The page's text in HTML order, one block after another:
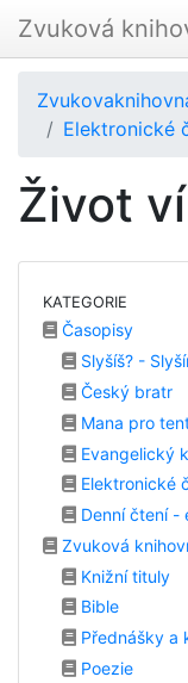
Zvuková
Elektronické
Život
KATEGORIE
Časopisy
Slyšíš? -
Český bratr
Mana pro
Evangelický
Elektronické
Denní čtení -
Zvuková
Knižní tituly
Bible
Přednášky a
Poezie